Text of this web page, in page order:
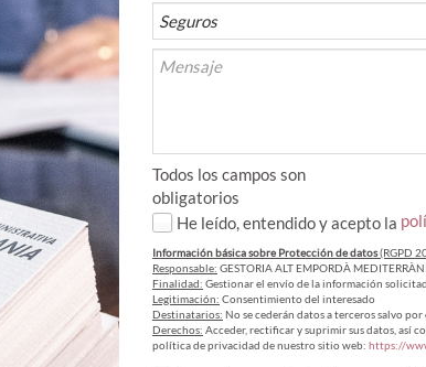
Todos los campos son
obligatorios
He leído, entendido y acepto la
Información básica sobre Protección de datos(RGPD
Responsable: GESTORIA ALT EMPORDÀ
Finalidad: Gestionar el envío de la información
Legitimación: Consentimiento del interesado
Destinatarios: No se cederán datos a terceros salvo por
Derechos: Acceder, rectificar y suprimir sus datos, así
política de privacidad de nuestro sitio web: https://